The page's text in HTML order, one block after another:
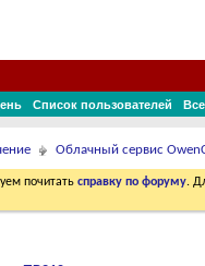
Список пользователей
Облачный сервис
почитать справку по форуму.